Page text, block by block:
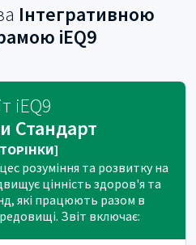
Інтегративною
iEQ9
iEQ9
Стандарт
розуміння та розвитку на
цінність здоров'я та
які працюють разом в
Звіт включає: